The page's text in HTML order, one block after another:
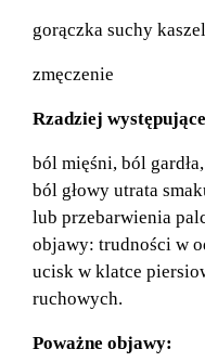
gorączka suchy kaszel
zmęczenie
Rzadziej
ból mięśni, ból
ból głowy utrata
lub przebarwienia
objawy: trudności w
ucisk w klatce
ruchowych.
Poważne objawy: